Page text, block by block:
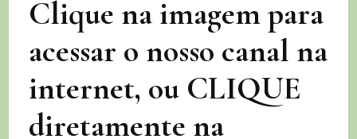
Clique na imagem para
acessar o nosso canal na
internet, ou CLIQUE
diretamente na